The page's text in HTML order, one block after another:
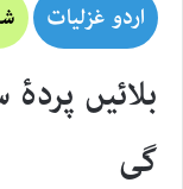
اردو غزلیات
بلائیں
گی